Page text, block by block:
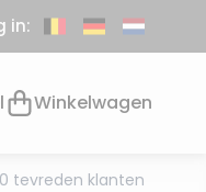
in:
Winkelwagen
tevreden klanten